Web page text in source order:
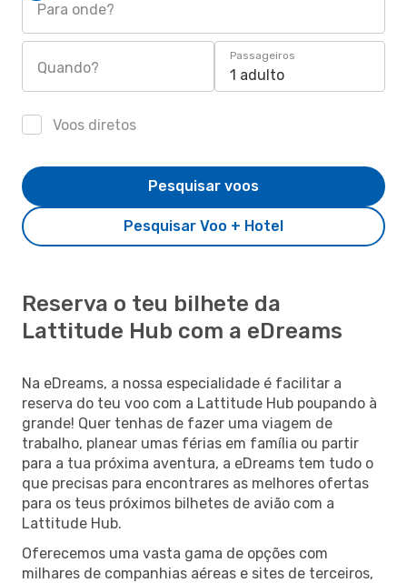
Para onde?
Quando?
Passageiros
1 adulto
Voos diretos
Pesquisar Voo + Hotel
Pesquisar voos
Reserva o teu bilhete da
Lattitude Hub com a eDreams
Na eDreams, a nossa especialidade é facilitar a
reserva do teu voo com a Lattitude Hub poupando à
grande! Quer tenhas de fazer uma viagem de
trabalho, planear umas férias em família ou partir
para a tua próxima aventura, a eDreams tem tudo o
que precisas para encontrares as melhores ofertas
para os teus próximos bilhetes de avião com a
Lattitude Hub.
Oferecemos uma vasta gama de opções com
milhares de companhias aéreas e sites de terceiros,